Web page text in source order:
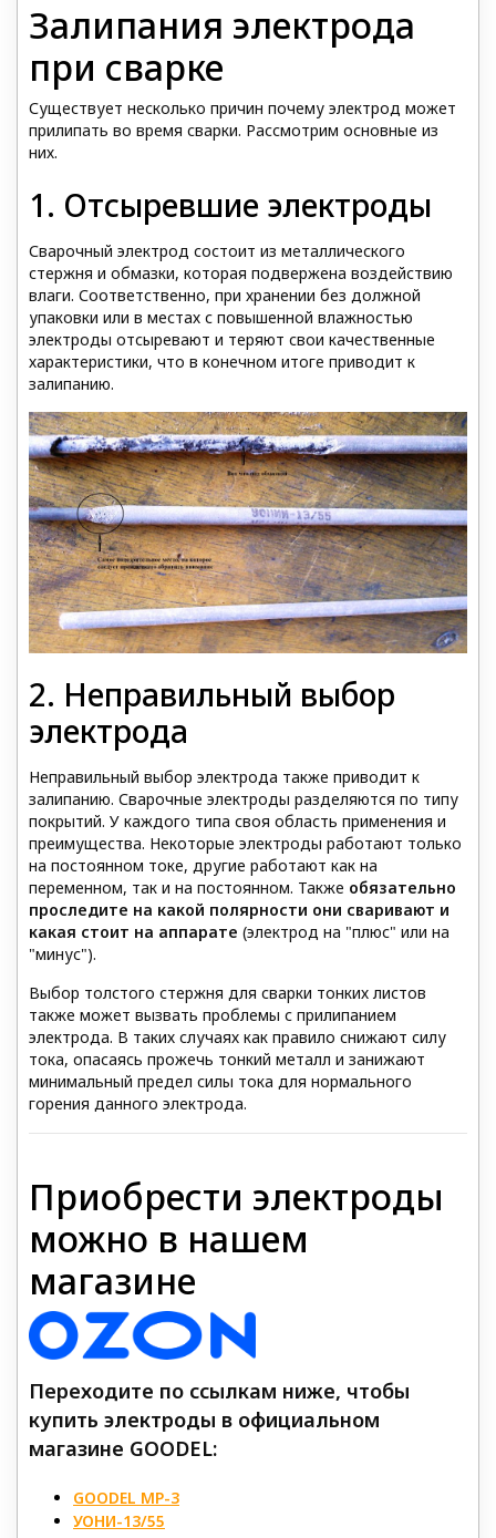
Залипания электрода
при сварке
Существует несколько причин почему электрод может
прилипать во время сварки. Рассмотрим основные из
них.
1. Отсыревшие электроды
Сварочный электрод состоит из металлического
стержня и обмазки, которая подвержена воздействию
влаги. Соответственно, при хранении без должной
упаковки или в местах с повышенной влажностью
электроды отсыревают и теряют свои качественные
характеристики, что в конечном итоге приводит к
залипанию.
2. Неправильный выбор
электрода
Неправильный выбор электрода также приводит к
залипанию. Сварочные электроды разделяются по типу
покрытий. У каждого типа своя область применения и
преимущества. Некоторые электроды работают только
на постоянном токе, другие работают как на
переменном, так и на постоянном. Также обязательно
проследите на какой полярности они сваривают и
какая стоит на аппарате (электрод на "плюс" или на
"минус").
Выбор толстого стержня для сварки тонких листов
также может вызвать проблемы с прилипанием
электрода. В таких случаях как правило снижают силу
тока, опасаясь прожечь тонкий металл и занижают
минимальный предел силы тока для нормального
горения данного электрода.
Приобрести электроды
можно в нашем
магазине
Переходите по ссылкам ниже, чтобы
купить электроды в официальном
магазине GOODEL:
GOODEL МР-3
УОНИ-13/55